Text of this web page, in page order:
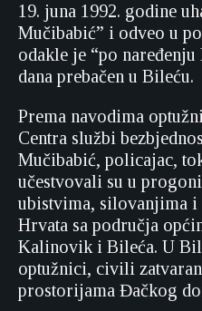
19. juna 1992. godine
Mučibabić” i odveo u
odakle je “po
dana prebačen u Bileću.
Prema navodima
Centra službi
Mučibabić, policajac,
učestvovali su u
ubistvima, silovanjima i
Hrvata sa područja
Kalinovik i Bileća. U
optužnici, civili
prostorijama Đačkog